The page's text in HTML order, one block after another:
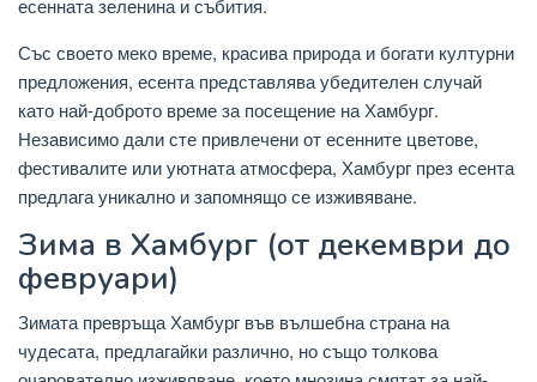
есенната зеленина и събития.
Със своето меко време, красива природа и богати културни
предложения, есента представлява убедителен случай
като най-доброто време за посещение на Хамбург.
Независимо дали сте привлечени от есенните цветове,
фестивалите или уютната атмосфера, Хамбург през есента
предлага уникално и запомнящо се изживяване.
Зима в Хамбург (от декември до
февруари)
Зимата превръща Хамбург във вълшебна страна на
чудесата, предлагайки различно, но също толкова